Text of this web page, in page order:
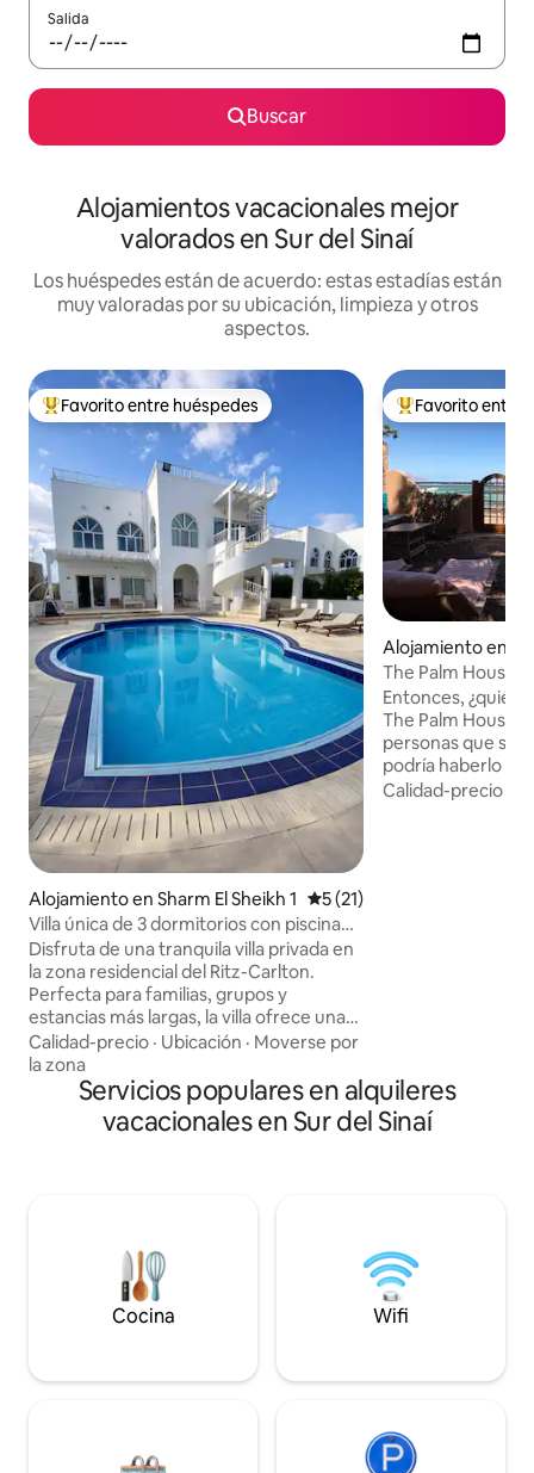
Salida
Buscar
Alojamientos vacacionales mejor
valorados en Sur del Sinaí
Los huéspedes están de acuerdo: estas estadías están
muy valoradas por su ubicación, limpieza y otros
aspectos.
Favorito entre huéspedes preferido
Favorito entre huéspedes
Alojamiento en Sharm El Sheikh 1 Calificación promedio: 5 de
5 (21)
Villa única de 3 dormitorios con piscina
privada en Hadaba
Disfruta de una tranquila villa privada en
la zona residencial del Ritz-Carlton.
Perfecta para familias, grupos y
estancias más largas, la villa ofrece una
piscina privada, amplias áreas de estar,
cómodas habitaciones, una cocina
totalmente equipada y espacios al aire
libre diseñados para la relajación.
Ubicada en Hadaba, estarás a solo unos
pocos minutos.
Calidad-precio · Ubicación · Moverse por
la zona
Favorito entre
Favorito entre
Alojamiento en
The Palm House
Entonces, ¿quién
The Palm House
personas que se
podría haberlo
precioso. Justo al
Calidad-precio
Servicios populares en alquileres
vacacionales en Sur del Sinaí
Cocina Wifi